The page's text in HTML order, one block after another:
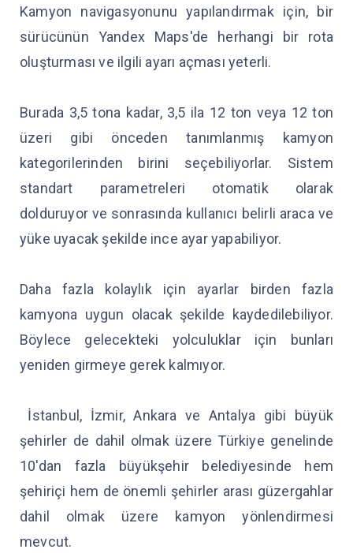
Kamyon navigasyonunu yapılandırmak için, bir
sürücünün Yandex Maps'de herhangi bir rota
oluşturması ve ilgili ayarı açması yeterli.
Burada 3,5 tona kadar, 3,5 ila 12 ton veya 12 ton
üzeri gibi önceden tanımlanmış kamyon
kategorilerinden birini seçebiliyorlar. Sistem
standart parametreleri otomatik olarak
dolduruyor ve sonrasında kullanıcı belirli araca ve
yüke uyacak şekilde ince ayar yapabiliyor.
Daha fazla kolaylık için ayarlar birden fazla
kamyona uygun olacak şekilde kaydedilebiliyor.
Böylece gelecekteki yolculuklar için bunları
yeniden girmeye gerek kalmıyor.
İstanbul, İzmir, Ankara ve Antalya gibi büyük
şehirler de dahil olmak üzere Türkiye genelinde
10'dan fazla büyükşehir belediyesinde hem
şehiriçi hem de önemli şehirler arası güzergahlar
dahil olmak üzere kamyon yönlendirmesi
mevcut.